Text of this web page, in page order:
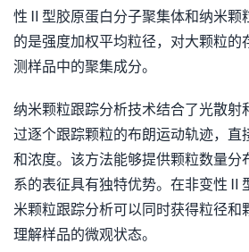
性Ⅱ型胶原蛋白分子聚集体和纳米颗
的是强度加权平均粒径，对大颗粒的
测样品中的聚集成分。
纳米颗粒跟踪分析技术结合了光散射
过逐个跟踪颗粒的布朗运动轨迹，直
和浓度。该方法能够提供颗粒数量分
系的表征具有独特优势。在非变性Ⅱ
米颗粒跟踪分析可以同时获得粒径和
理解样品的微观状态。